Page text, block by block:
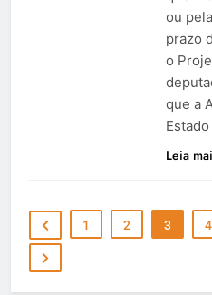
ou
prazo
o
que a
Leia
1 2 3 4